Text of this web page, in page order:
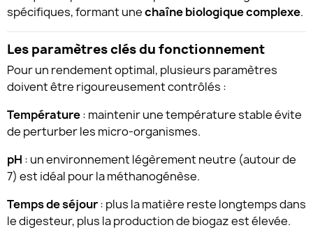
spécifiques, formant unechaîne biologique complexe.
Les paramètres clés du fonctionnement
Pour un rendement optimal, plusieurs paramètres
doivent être rigoureusement contrôlés :
Température: maintenir une température stable évite
de perturber les micro-organismes.
pH : un environnement légèrement neutre (autour de
7) est idéal pour la méthanogénèse.
Temps de séjour: plus la matière reste longtemps dans
le digesteur, plus la production de biogaz est élevée.